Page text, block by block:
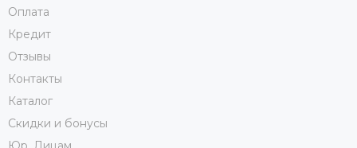
Оплата
Кредит
Отзывы
Контакты
Каталог
Скидки и бонусы